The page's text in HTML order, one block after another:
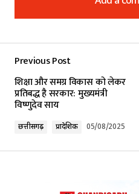
Add a
Required fields are
Previous Post
शिक्षा और समग्र विकास को लेकर
प्रतिबद्ध है सरकार: मुख्यमंत्री
विष्णुदेव साय
छत्तीसगढ़ प्रादेशिक 05/08/2025